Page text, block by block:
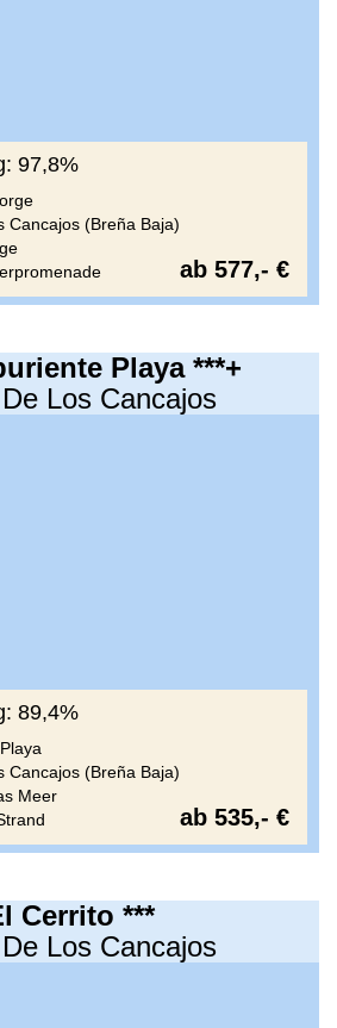
97,8%
Cancajos (Breña Baja)
ab 577,- €
Playa ***+
Los Cancajos
89,4%
Cancajos (Breña Baja)
Meer
ab 535,- €
Cerrito ***
Los Cancajos